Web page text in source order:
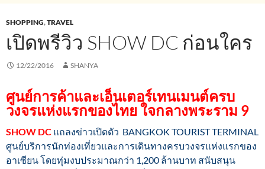
SHOPPING,TRAVEL
เปิดพรีวิว SHOW DC ก่อนใคร
12/22/2016 SHANYA
ศูนย์การค้าและเอ็นเตอร์เทนเมนต์ครบ
วงจรแห่งแรกของไทย ใจกลางพระราม 9
SHOW DC แถลงข่าวเปิดตัว BANGKOK TOURIST TERMINAL
ศูนย์บริการนักท่องเที่ยวและการเดินทางครบวงจรแห่งแรกของ
อาเซียน โดยทุ่มงบประมาณกว่า 1,200 ล้านบาท สนับสนุน